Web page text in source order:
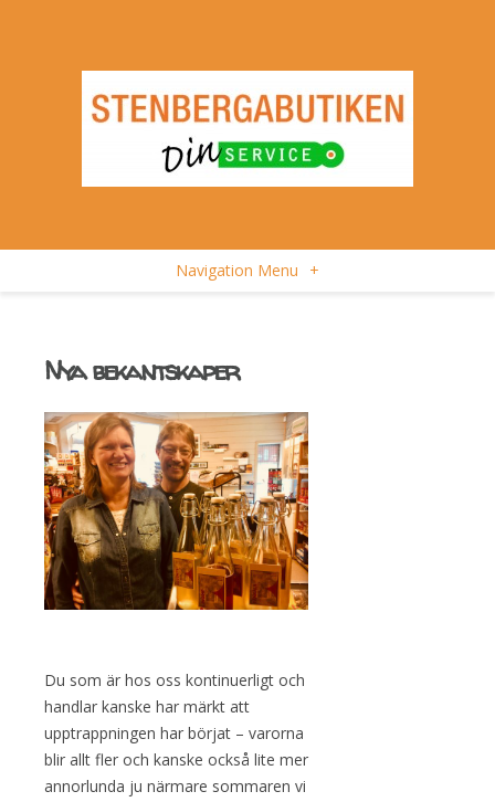
Navigation Menu +
Nya bekantskaper
Du som är hos oss kontinuerligt och
handlar kanske har märkt att
upptrappningen har börjat – varorna
blir allt fler och kanske också lite mer
annorlunda ju närmare sommaren vi